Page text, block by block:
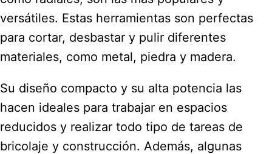
versátiles. Estas herramientas son perfectas
para cortar, desbastar y pulir diferentes
materiales, como metal, piedra y madera.
Su diseño compacto y su alta potencia las
hacen ideales para trabajar en espacios
reducidos y realizar todo tipo de tareas de
bricolaje y construcción. Además, algunas